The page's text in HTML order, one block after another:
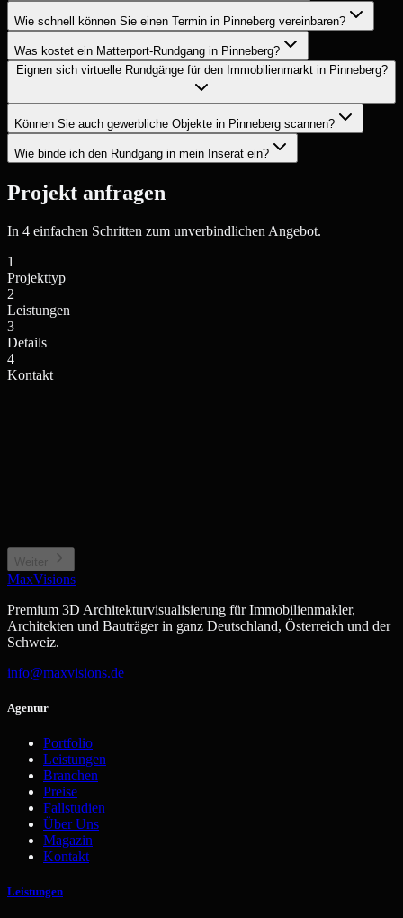
Wie schnell können Sie einen Termin in Pinneberg vereinbaren?
Was kostet ein Matterport-Rundgang in Pinneberg?
Eignen sich virtuelle Rundgänge für den Immobilienmarkt in Pinneberg?
Können Sie auch gewerbliche Objekte in Pinneberg scannen?
Wie binde ich den Rundgang in mein Inserat ein?
Projekt anfragen
In 4 einfachen Schritten zum unverbindlichen Angebot.
1
Projekttyp
2
Leistungen
3
Details
4
Kontakt
Weiter
MaxVisions
Premium 3D Architekturvisualisierung für Immobilienmakler,
Architekten und Bauträger in ganz Deutschland, Österreich und der
Schweiz.
info@maxvisions.de
Agentur
Portfolio
Leistungen
Branchen
Preise
Fallstudien
Über Uns
Magazin
Kontakt
Leistungen